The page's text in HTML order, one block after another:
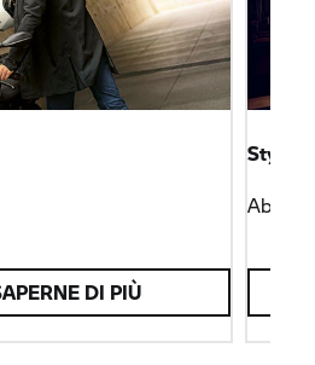
DI PIÙ
Style